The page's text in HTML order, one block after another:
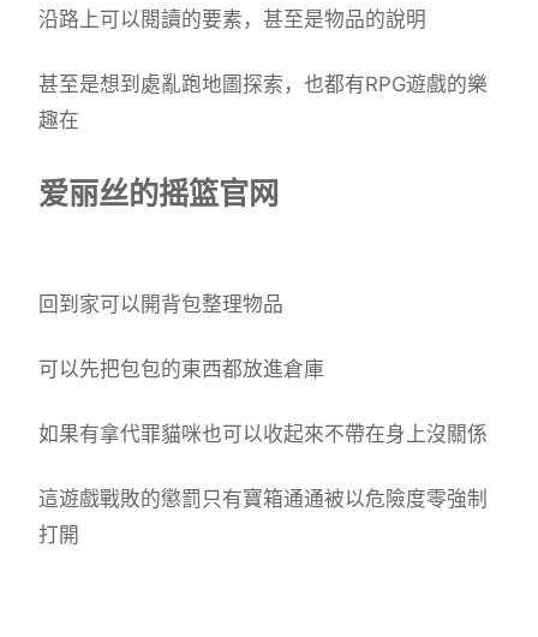
沿路上可以閱讀的要素，甚至是物品的說明
甚至是想到處亂跑地圖探索，也都有RPG遊戲的樂
趣在
爱丽丝的摇篮官网
回到家可以開背包整理物品
可以先把包包的東西都放進倉庫
如果有拿代罪貓咪也可以收起來不帶在身上沒關係
這遊戲戰敗的懲罰只有寶箱通通被以危險度零強制
打開